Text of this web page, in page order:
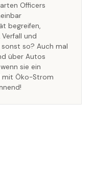
Officers
begreifen,
und
so? Auch mal
über Autos
sie ein
mit Öko-Strom